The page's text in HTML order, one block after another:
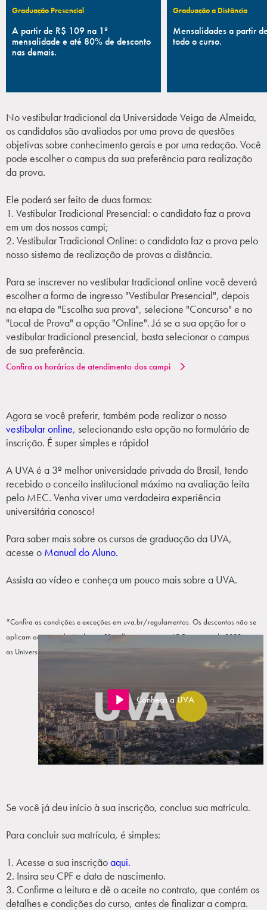
Graduação Presencial
A partir de R$ 109 na 1ª
mensalidade e até 80% de desconto
nas demais.
Graduação a Distância
Mensalidades a partir
todo o curso.
No vestibular tradicional da Universidade Veiga de Almeida,
os candidatos são avaliados por uma prova de questões
objetivas sobre conhecimento gerais e por uma redação. Você
pode escolher o campus da sua preferência para realização
da prova.
Ele poderá ser feito de duas formas:
1. Vestibular Tradicional Presencial: o candidato faz a prova
em um dos nossos campi;
2. Vestibular Tradicional Online: o candidato faz a prova pelo
nosso sistema de realização de provas a distância.
Para se inscrever no vestibular tradicional online você deverá
escolher a forma de ingresso "Vestibular Presencial", depois
na etapa de "Escolha sua prova", selecione "Concurso" e no
"Local de Prova" a opção "Online". Já se a sua opção for o
vestibular tradicional presencial, basta selecionar o campus
de sua preferência.
Confira os horários de atendimento dos campi
Agora se você preferir, também pode realizar o nosso
vestibular online, selecionando esta opção no formulário de
inscrição. É super simples e rápido!
A UVA é a 3ª melhor universidade privada do Brasil, tendo
recebido o conceito institucional máximo na avaliação feita
pelo MEC. Venha viver uma verdadeira experiência
universitária conosco!
Para saber mais sobre os cursos de graduação da UVA,
acesse o Manual do Aluno.
Assista ao vídeo e conheça um pouco mais sobre a UVA.
*Confira as condições e exceções em uva.br/regulamentos. Os descontos não se
aplicam ao curso de Medicina. 3º melhor conceito no IGC contínuo de 2022 entre
as Universidades privadas com fins lucrativos do Brasil.
Conheça a UVA
Se você já deu início à sua inscrição, conclua sua matrícula.
Para concluir sua matrícula, é simples:
1. Acesse a sua inscriçãoaqui.
2. Insira seu CPF e data de nascimento.
3. Confirme a leitura e dê o aceite no contrato, que contém os
detalhes e condições do curso, antes de finalizar a compra.